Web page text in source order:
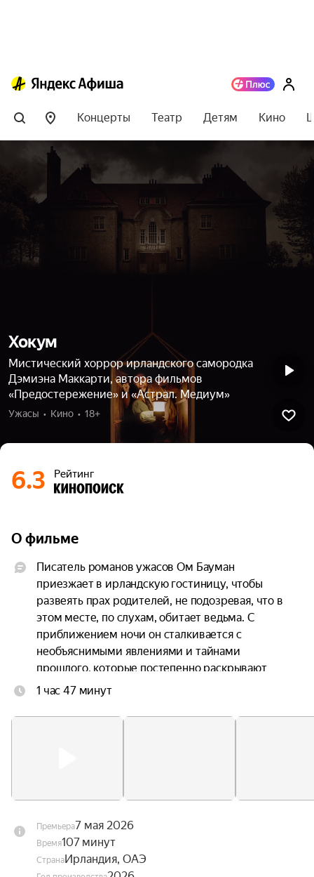
Концерты Театр Детям Кино
Хокум
Мистический хоррор ирландского самородка
Дэмиэна Маккарти, автора фильмов
«Предостережение» и «Астрал. Медиум»
Ужасы  •  Кино  •  18+
6.3 Рейтинг
О фильме
Писатель романов ужасов Ом Бауман
приезжает в ирландскую гостиницу, чтобы
развеять прах родителей, не подозревая, что в
этом месте, по слухам, обитает ведьма. С
приближением ночи он сталкивается с
необъяснимыми явлениями и тайнами
прошлого, которые постепенно раскрывают
зловещую природу этого уединённого уголка.
1 час 47 минут
Премьера7 мая 2026
Время107 минут
СтранаИрландия, ОАЭ